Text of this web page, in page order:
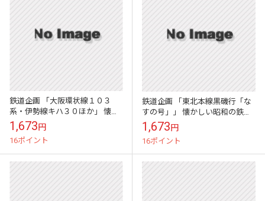
鉄道企画 「大阪環状線１０３
系・伊勢線キハ３０ほか」 懐か
しい昭和の鉄道音CD
1,673円
16ポイント
鉄道企画 「東北本線黒磯行「な
すの号」」 懐かしい昭和の鉄道
音CD
1,673円
16ポイント